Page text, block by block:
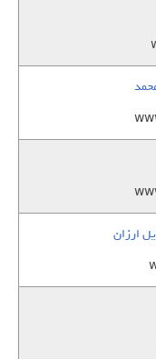
ارزان